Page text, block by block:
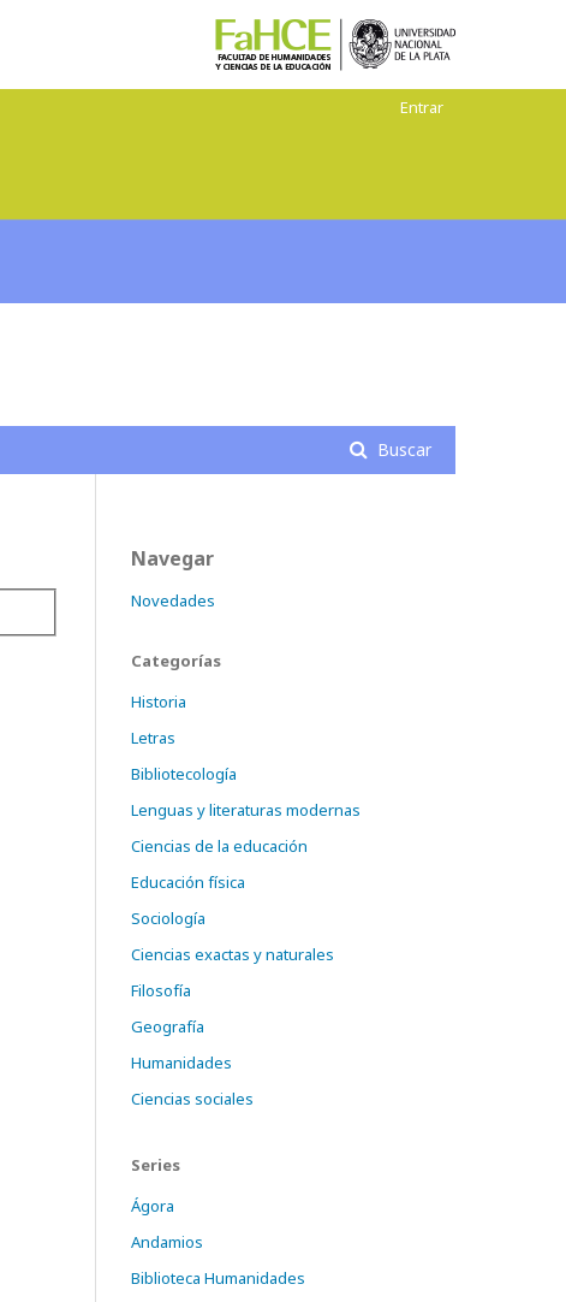
Buscar
Entrar
Navegar
Novedades
Categorías
Historia
Letras
Bibliotecología
Lenguas y literaturas modernas
Ciencias de la educación
Educación física
Sociología
Ciencias exactas y naturales
Filosofía
Geografía
Humanidades
Ciencias sociales
Series
Ágora
Andamios
Biblioteca Humanidades